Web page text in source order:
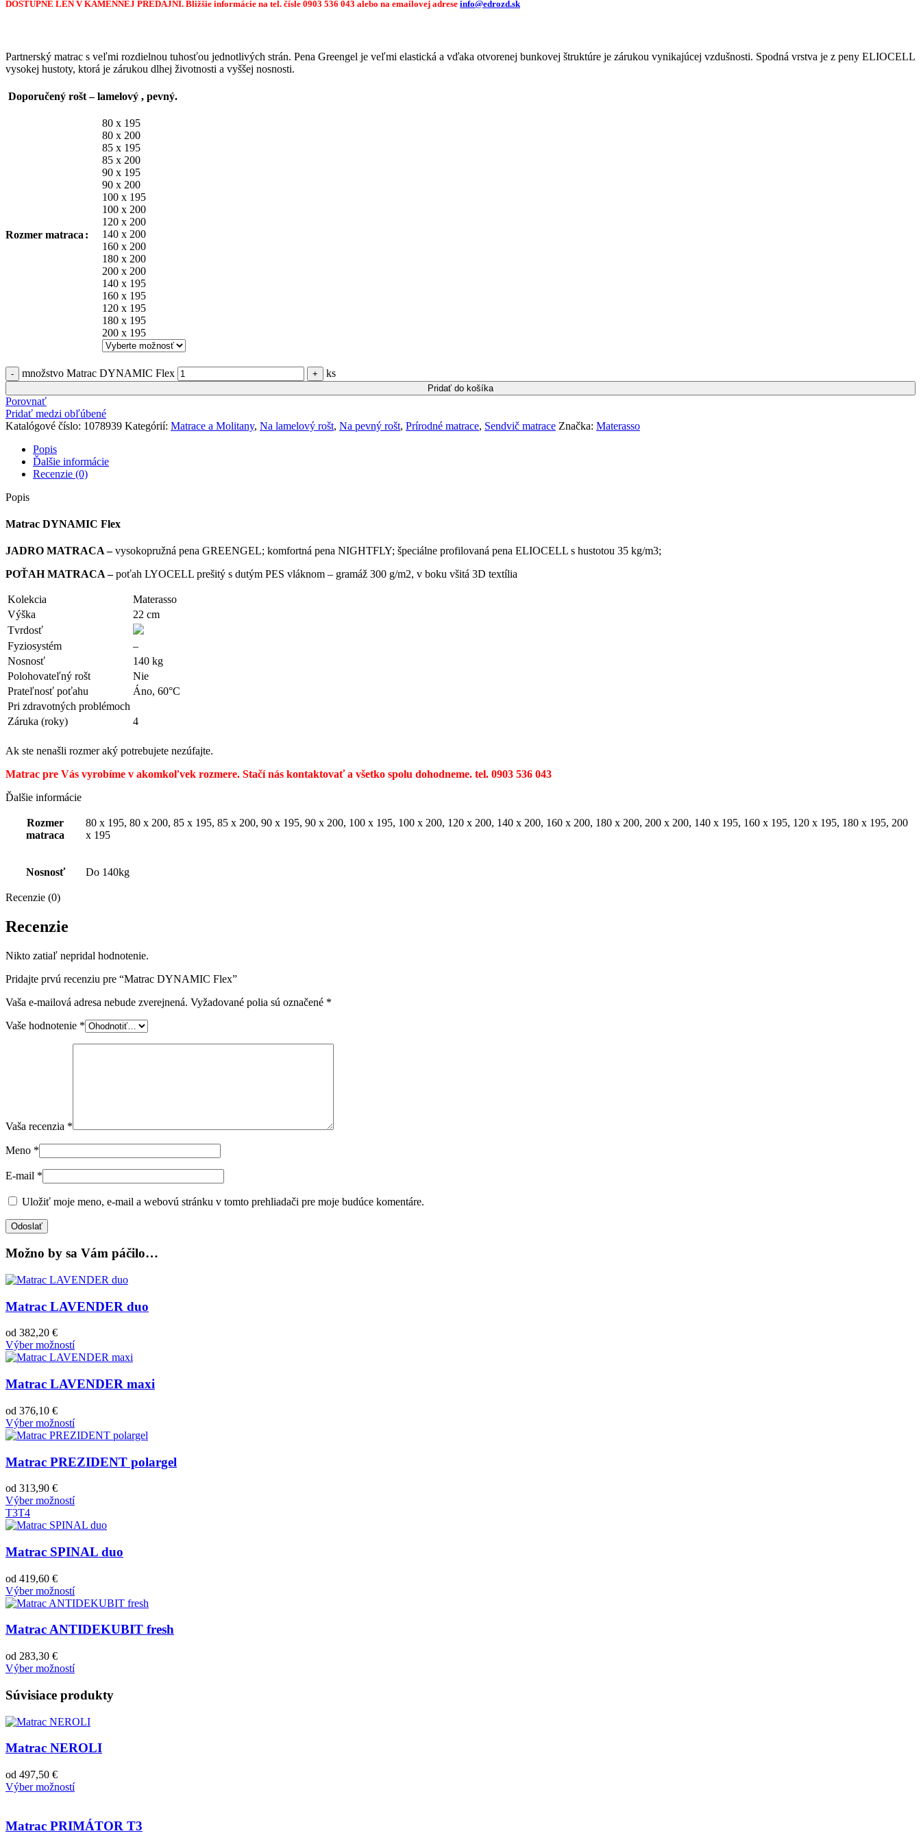
DOSTUPNÉ LEN V KAMENNEJ PREDAJNI. Bližšie informácie na tel. čísle 0903 536 043 alebo na emailovej adrese info@edrozd.sk
Partnerský matrac s veľmi rozdielnou tuhosťou jednotlivých strán. Pena Greengel je veľmi elastická a vďaka otvorenej bunkovej štruktúre je zárukou vynikajúcej vzdušnosti. Spodná vrstva je z peny ELIOCELL
vysokej hustoty, ktorá je zárukou dlhej životnosti a vyššej nosnosti.
Doporučený rošt – lamelový , pevný.
Rozmer matraca
80 x 195
80 x 200
85 x 195
85 x 200
90 x 195
90 x 200
100 x 195
100 x 200
120 x 200
140 x 200
160 x 200
180 x 200
200 x 200
140 x 195
160 x 195
120 x 195
180 x 195
200 x 195
množstvo Matrac DYNAMIC Flex ks
Pridať do košíka
Porovnať
Pridať medzi obľúbené
Katalógové číslo: 1078939 Kategórií: Matrace a Molitany, Na lamelový rošt, Na pevný rošt, Prírodné matrace, Sendvič matrace Značka: Materasso
Popis
Ďalšie informácie
Recenzie (0)
Popis
Matrac DYNAMIC Flex
JADRO MATRACA –vysokopružná pena GREENGEL; komfortná pena NIGHTFLY; špeciálne profilovaná pena ELIOCELL s hustotou 35 kg/m3;
POŤAH MATRACA –poťah LYOCELL prešitý s dutým PES vláknom – gramáž 300 g/m2, v boku všitá 3D textília
Kolekcia
Materasso
Výška
22 cm
Tvrdosť
Fyziosystém
–
Nosnosť
140 kg
Polohovateľný rošt
Nie
Prateľnosť poťahu
Áno, 60°C
Pri zdravotných problémoch
Záruka (roky)
4
Ak ste nenašli rozmer aký potrebujete nezúfajte.
Matrac pre Vás vyrobíme v akomkoľvek rozmere. Stačí nás kontaktovať a všetko spolu dohodneme. tel. 0903 536 043
Ďalšie informácie
Rozmer
matraca
80 x 195, 80 x 200, 85 x 195, 85 x 200, 90 x 195, 90 x 200, 100 x 195, 100 x 200, 120 x 200, 140 x 200, 160 x 200, 180 x 200, 200 x 200, 140 x 195, 160 x 195, 120 x 195, 180 x 195, 200
x 195
Nosnosť Do 140kg
Recenzie (0)
Recenzie
Nikto zatiaľ nepridal hodnotenie.
Pridajte prvú recenziu pre “Matrac DYNAMIC Flex”
Vaša e-mailová adresa nebude zverejnená. Vyžadované polia sú označené *
Vaše hodnotenie *
Vaša recenzia *
Meno *
E-mail *
Uložiť moje meno, e-mail a webovú stránku v tomto prehliadači pre moje budúce komentáre.
Možno by sa Vám páčilo…
Matrac LAVENDER duo
od 382,20 €
Výber možností
Matrac LAVENDER maxi
od 376,10 €
Výber možností
Matrac PREZIDENT polargel
od 313,90 €
Výber možností
T3T4
Matrac SPINAL duo
od 419,60 €
Výber možností
Matrac ANTIDEKUBIT fresh
od 283,30 €
Výber možností
Súvisiace produkty
Matrac NEROLI
od 497,50 €
Výber možností
Matrac PRIMÁTOR T3